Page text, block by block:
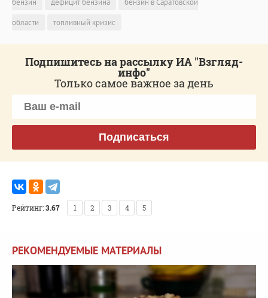
области
топливный кризис
Подпишитесь на рассылку ИА "Взгляд-
инфо"
Только самое важное за день
Подписаться
Рейтинг:3.67 1 2 3 4 5
РЕКОМЕНДУЕМЫЕ МАТЕРИАЛЫ